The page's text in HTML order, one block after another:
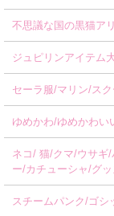
不思議な国の黒猫ア
ジュピリンアイテム
セーラ服/マリン/ス
ゆめかわ/ゆめかわい
ネコ/ 猫/クマ/ウサギ
ー/カチューシャ/グ
スチームパンク/ゴシ